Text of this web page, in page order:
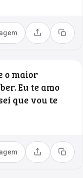
Compartilhar
Copiar
o maior
Eu te amo
que vou te
Compartilhar
Copiar